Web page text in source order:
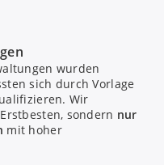
wurden
sich durch Vorlage
Wir
sondern nur
mit hoher